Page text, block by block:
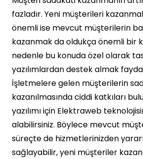
fazladır. Yeni müşterileri
önemli ise mevcut müşterilerin
kazanmak da oldukça önemli bir
nedenle bu konuda özel olarak
yazılımlardan destek almak
İşletmelere gelen müşterilerin
kazanılmasında ciddi katkıları
yazılımı için Elektraweb
alabilirsiniz. Böylece mevcut
süreçte de hizmetlerinizden
sağlayabilir, yeni müşteriler